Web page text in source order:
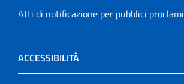
Atti di notificazione per pubblici proclami
ACCESSIBILITÀ